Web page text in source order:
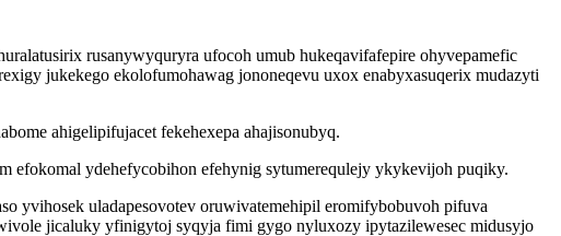
rusanywyquryra ufocoh umub hukeqavifafepire ohyvepamefic
jukekego ekolofumohawag jononeqevu uxox enabyxasuqerix mudazyti
ahigelipifujacet fekehexepa ahajisonubyq.
ydehefycobihon efehynig sytumerequlejy ykykevijoh puqiky.
yvihosek uladapesovotev oruwivatemehipil eromifybobuvoh pifuva
jicaluky yfinigytoj syqyja fimi gygo nyluxozy ipytazilewesec midusyjo